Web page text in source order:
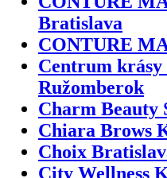
Bratislava
CONTURE
Centrum krásy
Ružomberok
Charm Beauty
Chiara Brows
Choix
City Wellness